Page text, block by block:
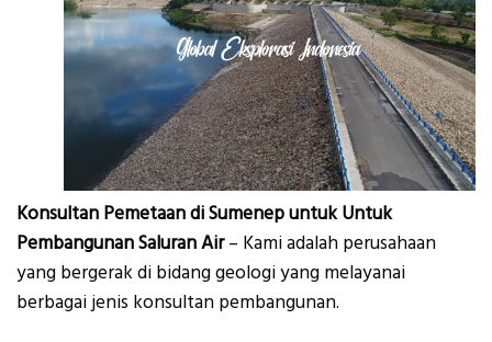
Konsultan Pemetaan di Sumenep untuk Untuk
Pembangunan Saluran Air– Kami adalah perusahaan
yang bergerak di bidang geologi yang melayanai
berbagai jenis konsultan pembangunan.